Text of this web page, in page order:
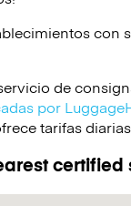
con
de
por
tarifas